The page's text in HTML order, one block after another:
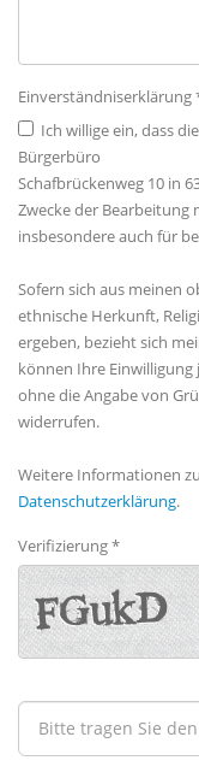
Einverständniserklärung
Ich willige ein, dass
Bürgerbüro
Schafbrückenweg 10 in
Zwecke der Bearbeitung
insbesondere auch für
Sofern sich aus meinen
ethnische Herkunft,
ergeben, bezieht sich
können Ihre
ohne die Angabe von
widerrufen.
Weitere Informationen
Datenschutzerklärung.
Verifizierung *